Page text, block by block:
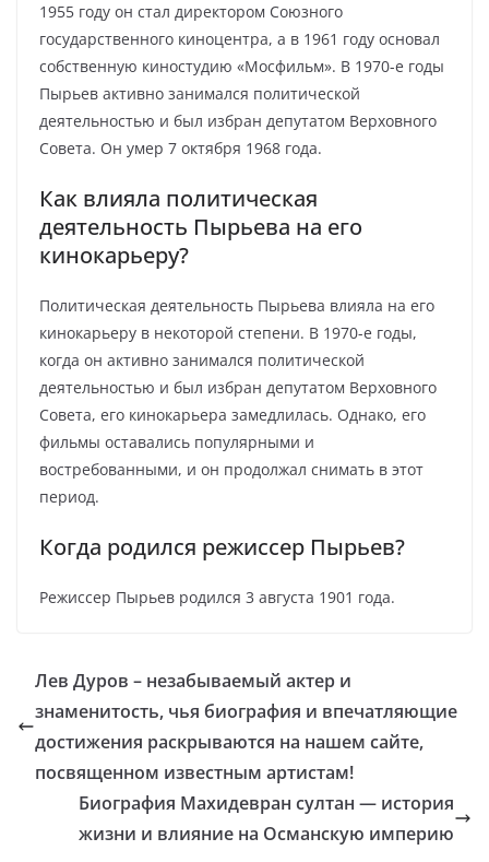
1955 году он стал директором Союзного
государственного киноцентра, а в 1961 году основал
собственную киностудию «Мосфильм». В 1970-е годы
Пырьев активно занимался политической
деятельностью и был избран депутатом Верховного
Совета. Он умер 7 октября 1968 года.
Как влияла политическая
деятельность Пырьева на его
кинокарьеру?
Политическая деятельность Пырьева влияла на его
кинокарьеру в некоторой степени. В 1970-е годы,
когда он активно занимался политической
деятельностью и был избран депутатом Верховного
Совета, его кинокарьера замедлилась. Однако, его
фильмы оставались популярными и
востребованными, и он продолжал снимать в этот
период.
Когда родился режиссер Пырьев?
Режиссер Пырьев родился 3 августа 1901 года.
Лев Дуров – незабываемый актер и
знаменитость, чья биография и впечатляющие
достижения раскрываются на нашем сайте,
посвященном известным артистам!
Биография Махидевран султан — история
жизни и влияние на Османскую империю